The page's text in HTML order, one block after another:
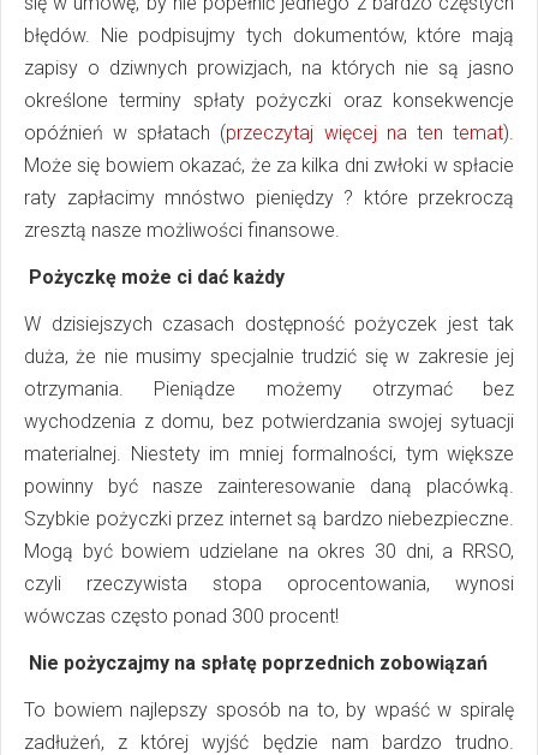
błędów. Nie podpisujmy tych dokumentów, które mają
zapisy o dziwnych prowizjach, na których nie są jasno
określone terminy spłaty pożyczki oraz konsekwencje
opóźnień w spłatach (przeczytaj więcej na ten temat).
Może się bowiem okazać, że za kilka dni zwłoki w spłacie
raty zapłacimy mnóstwo pieniędzy ? które przekroczą
zresztą nasze możliwości finansowe.
Pożyczkę może ci dać każdy
W dzisiejszych czasach dostępność pożyczek jest tak
duża, że nie musimy specjalnie trudzić się w zakresie jej
otrzymania. Pieniądze możemy otrzymać bez
wychodzenia z domu, bez potwierdzania swojej sytuacji
materialnej. Niestety im mniej formalności, tym większe
powinny być nasze zainteresowanie daną placówką.
Szybkie pożyczki przez internet są bardzo niebezpieczne.
Mogą być bowiem udzielane na okres 30 dni, a RRSO,
czyli rzeczywista stopa oprocentowania, wynosi
wówczas często ponad 300 procent!
Nie pożyczajmy na spłatę poprzednich zobowiązań
To bowiem najlepszy sposób na to, by wpaść w spiralę
zadłużeń, z której wyjść będzie nam bardzo trudno.